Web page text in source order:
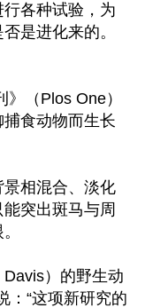
各种试验，为
是进化来的。
（Plos One）
食动物而生长
相混合、淡化
突出斑马与周
）的野生动
：“这项新研究的